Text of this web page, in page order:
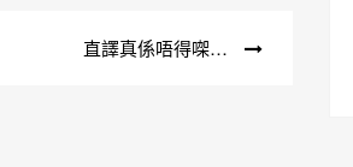
直譯真係唔得㗎…